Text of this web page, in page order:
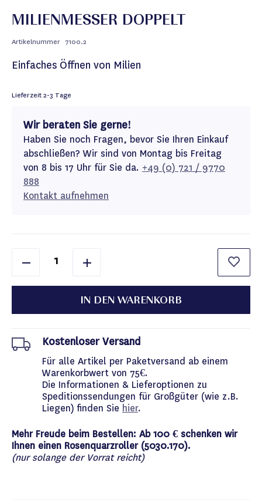
MILIENMESSER DOPPELT
Artikelnummer 7100.2
Einfaches Öffnen von Milien
Lieferzeit2-3 Tage
Wir beraten Sie gerne!
Haben Sie noch Fragen, bevor Sie Ihren Einkauf
abschließen? Wir sind von Montag bis Freitag
von 8 bis 17 Uhr für Sie da. +49 (0) 721 / 9770
888
Kontakt aufnehmen
IN DEN WARENKORB
Kostenloser Versand
Für alle Artikel per Paketversand ab einem
Warenkorbwert von 75€.
Die Informationen & Lieferoptionen zu
Speditionssendungen für Großgüter (wie z.B.
Liegen) finden Sie hier.
Mehr Freude beim Bestellen: Ab 100 € schenken wir
Ihnen einen Rosenquarzroller (5030.170).
(nur solange der Vorrat reicht)